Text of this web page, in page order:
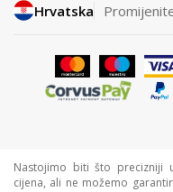
Hrvatska
Nastojimo biti što precizniji
cijena, ali ne možemo